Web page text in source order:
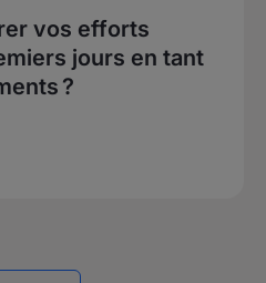
vos efforts
jours en tant
?